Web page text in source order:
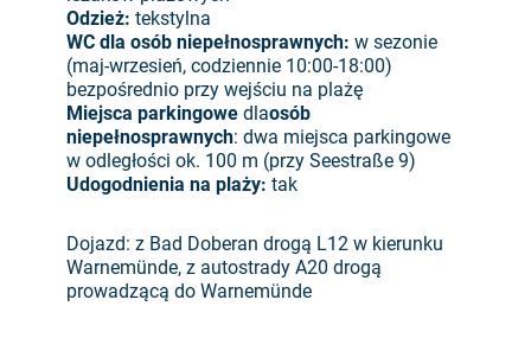
Odzież: tekstylna
WC dla osób niepełnosprawnych: w sezonie
(maj-wrzesień, codziennie 10:00-18:00)
bezpośrednio przy wejściu na plażę
Miejsca parkingowe dlaosób
niepełnosprawnych: dwa miejsca parkingowe
w odległości ok. 100 m (przy Seestraße 9)
Udogodnienia na plaży: tak
Dojazd: z Bad Doberan drogą L12 w kierunku
Warnemünde, z autostrady A20 drogą
prowadzącą do Warnemünde